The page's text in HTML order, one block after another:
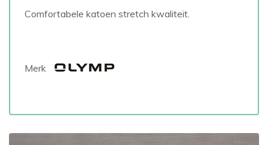
Comfortabele katoen stretch kwaliteit.
Merk